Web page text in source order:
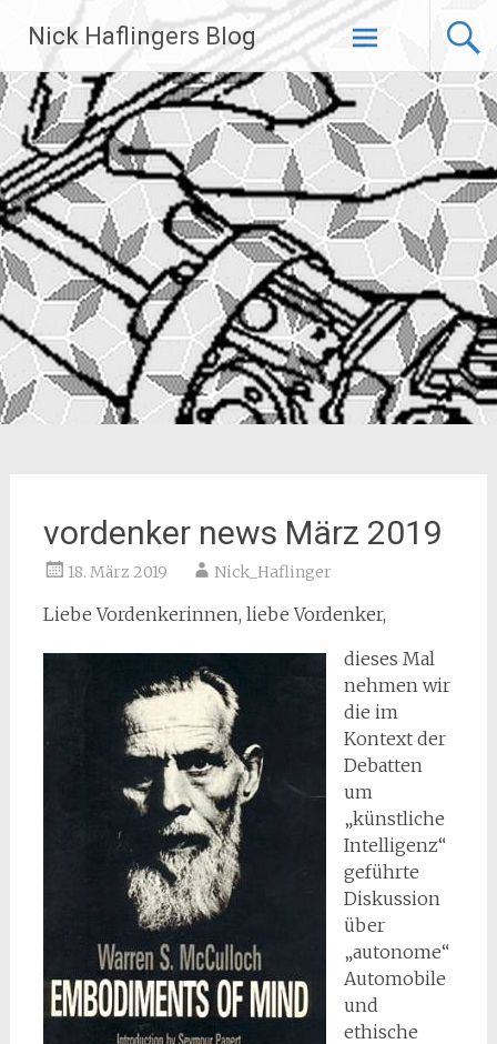
Inhalt
springen
Nick Haflingers Blog
vordenker news März 2019
18. März 2019 Nick_Haflinger
Liebe Vordenkerinnen, liebe Vordenker,
dieses Mal
nehmen wir
die im
Kontext der
Debatten
um
„künstliche
Intelligenz“
geführte
Diskussion
über
„autonome“
Automobile
und
ethische